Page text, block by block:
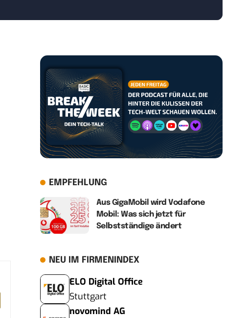
EMPFEHLUNG
Aus GigaMobil wird Vodafone
Mobil: Was sich jetzt für
Selbstständige ändert
NEU IM FIRMENINDEX
ELO Digital Office
Stuttgart
novomind AG